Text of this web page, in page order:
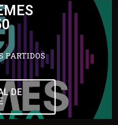
PARTIDOS
DE